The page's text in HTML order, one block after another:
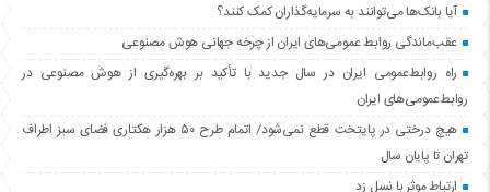
آیا بانک‌ها می‌توانند به سرمایه‌گذاران کمک کنند؟
عقب‌ماندگی روابط عمومی‌های ایران از چرخه جهانی هوش مصنوعی
راه روابط‌عمومی ایران در سال جدید با تأکید بر بهره‌گیری از هوش مصنوعی در
روابط‌عمومی‌های ایران
هیچ درختی در پایتخت قطع نمی‌شود/ اتمام طرح ۵۰ هزار هکتاری فضای سبز اطراف
تهران تا پایان سال
ارتباط موثر با نسل زد